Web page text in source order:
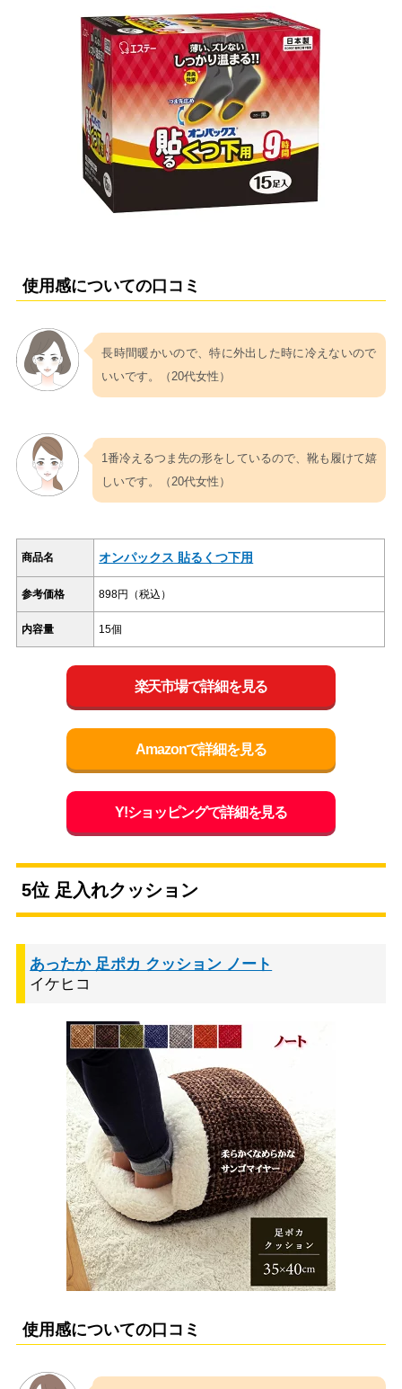
使用感についての口コミ
長時間暖かいので、特に外出した時に冷えないので
いいです。（20代女性）
1番冷えるつま先の形をしているので、靴も履けて嬉
しいです。（20代女性）
商品名 オンパックス 貼るくつ下用
参考価格 898円（税込）
内容量 15個
楽天市場で詳細を見る
Amazonで詳細を見る
Y!ショッピングで詳細を見る
5位 足入れクッション
あったか 足ポカ クッション ノート
イケヒコ
使用感についての口コミ